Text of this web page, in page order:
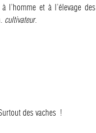
et à l’élevage des
cultivateur.
des vaches !